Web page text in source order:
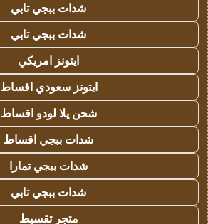
شدات ببجي تابي
شدات ببجي تابي
ايتونز امريكي
ايتونز سعودي اقساط
شحن يلا لودو اقساط
شدات ببجي اقساط
شدات ببجي تمارا
شدات ببجي تابي
متجر تقسيط